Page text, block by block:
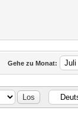
Gehe zu Monat: